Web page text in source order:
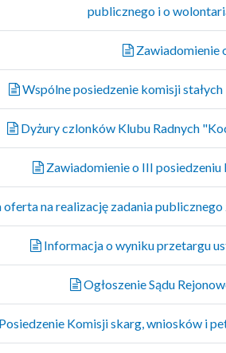
publicznego i o
Zawiadomienie
Wspólne posiedzenie komisji
Dyżury czlonków Klubu Radnych
Zawiadomienie o III
na realizację zadania
Informacja o wyniku przetargu
Ogłoszenie Sądu
Komisji skarg, wniosków i